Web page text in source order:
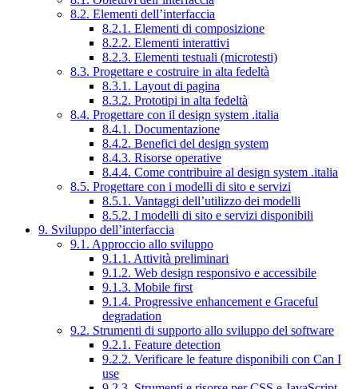
8.2. Elementi dell’interfaccia
8.2.1. Elementi di composizione
8.2.2. Elementi interattivi
8.2.3. Elementi testuali (microtesti)
8.3. Progettare e costruire in alta fedeltà
8.3.1. Layout di pagina
8.3.2. Prototipi in alta fedeltà
8.4. Progettare con il design system .italia
8.4.1. Documentazione
8.4.2. Benefici del design system
8.4.3. Risorse operative
8.4.4. Come contribuire al design system .italia
8.5. Progettare con i modelli di sito e servizi
8.5.1. Vantaggi dell’utilizzo dei modelli
8.5.2. I modelli di sito e servizi disponibili
9. Sviluppo dell’interfaccia
9.1. Approccio allo sviluppo
9.1.1. Attività preliminari
9.1.2. Web design responsivo e accessibile
9.1.3. Mobile first
9.1.4. Progressive enhancement e Graceful
degradation
9.2. Strumenti di supporto allo sviluppo del software
9.2.1. Feature detection
9.2.2. Verificare le feature disponibili con Can I
use